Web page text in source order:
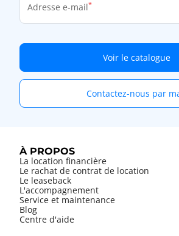
Adresse e-mail
Voir le catalogue
Contactez-nous par
À PROPOS
La location financière
Le rachat de contrat de location
Le leaseback
L'accompagnement
Service et maintenance
Blog
Centre d'aide